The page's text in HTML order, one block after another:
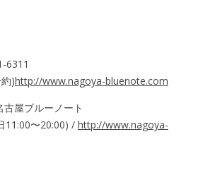
6311
)http://www.nagoya-bluenote.com
屋ブルーノート
11:00〜20:00) / http://www.nagoya-